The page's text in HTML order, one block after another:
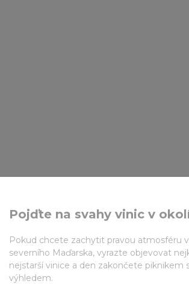
Pojďte na svahy vinic v
Pokud chcete zachytit pravou atmosféru
severního Maďarska, vyrazte objevovat
nejstarší vinice a den zakončete piknikem
výhledem.